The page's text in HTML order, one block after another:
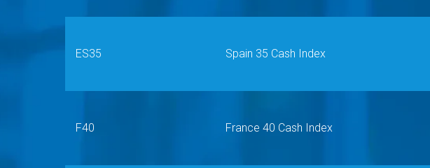
ES35 Spain 35 Cash Index
F40 France 40 Cash Index